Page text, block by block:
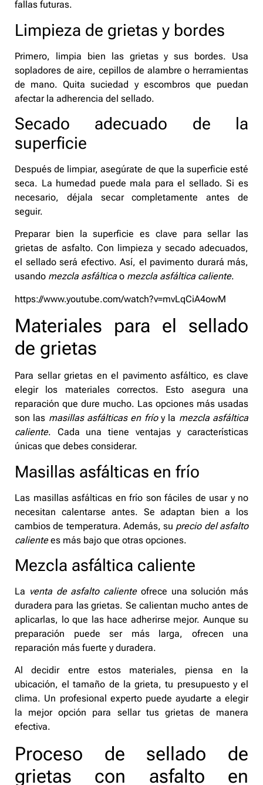
fallas futuras.
Limpieza de grietas y bordes
Primero, limpia bien las grietas y sus bordes. Usa
sopladores de aire, cepillos de alambre o herramientas
de mano. Quita suciedad y escombros que puedan
afectar la adherencia del sellado.
Secado adecuado de la
superficie
Después de limpiar, asegúrate de que la superficie esté
seca. La humedad puede mala para el sellado. Si es
necesario, déjala secar completamente antes de
seguir.
Preparar bien la superficie es clave para sellar las
grietas de asfalto. Con limpieza y secado adecuados,
el sellado será efectivo. Así, el pavimento durará más,
usando mezcla asfáltica o mezcla asfáltica caliente.
https://www.youtube.com/watch?v=mvLqCiA4owM
Materiales para el sellado
de grietas
Para sellar grietas en el pavimento asfáltico, es clave
elegir los materiales correctos. Esto asegura una
reparación que dure mucho. Las opciones más usadas
son las masillas asfálticas en fríoy la mezcla asfáltica
caliente. Cada una tiene ventajas y características
únicas que debes considerar.
Masillas asfálticas en frío
Las masillas asfálticas en frío son fáciles de usar y no
necesitan calentarse antes. Se adaptan bien a los
cambios de temperatura. Además, su precio del asfalto
calientees más bajo que otras opciones.
Mezcla asfáltica caliente
La venta de asfalto calienteofrece una solución más
duradera para las grietas. Se calientan mucho antes de
aplicarlas, lo que las hace adherirse mejor. Aunque su
preparación puede ser más larga, ofrecen una
reparación más fuerte y duradera.
Al decidir entre estos materiales, piensa en la
ubicación, el tamaño de la grieta, tu presupuesto y el
clima. Un profesional experto puede ayudarte a elegir
la mejor opción para sellar tus grietas de manera
efectiva.
Proceso de sellado de
grietas con asfalto en